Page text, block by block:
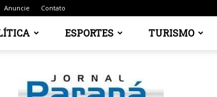
Anuncie Contato
ESPORTES TURISMO